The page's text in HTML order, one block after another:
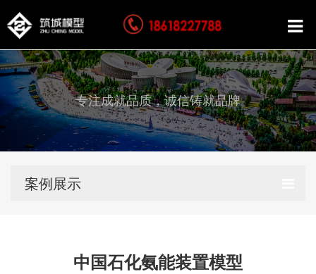
专注成就品质，诚信铸就品牌
案例展示
中国石化氨能装置模型